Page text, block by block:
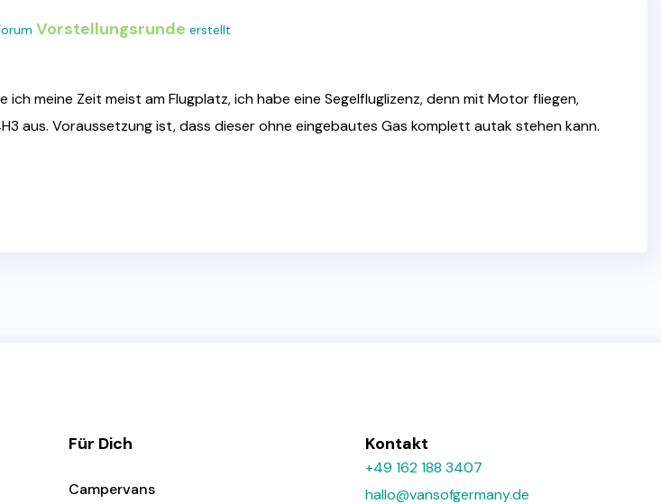
Vorstellungsrunde erstellt
meine Zeit meist am Flugplatz, ich habe eine Segelfluglizenz, denn mit Motor fliegen,
aus. Voraussetzung ist, dass dieser ohne eingebautes Gas komplett autak stehen kann.
Für Dich
Campervans
Kontakt
+49 162 188 3407
hallo@vansofgermany.de